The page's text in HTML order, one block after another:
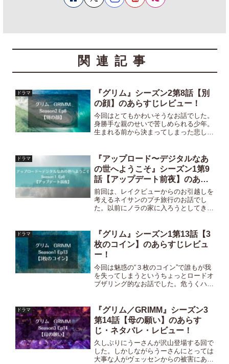
関連記事
ドラマ
『グリム』シーズン2第8話【別
の顔】のあらすじレビュー！
今回はとてもかわいそうなお話でした。
身勝手な親のせいで苦しめられる少年。
生まれる前から決まってしまった悲しい
らすじはこちら！！⇒シーズン2第7話
「早熟」のあらすじはこち...
ドラマ
『アップロード〜デジタルなあ
の世へようこそ』シーズン1第9
話【アップデート前夜】のあら
すじ・ネタバレ・レビュー！
前回は、レイクビューからのお引越しを
考えるネイサンのプチ旅行のお話でし
た。以前にノラの家に入ろうとしてきた
ているだけの。なんでもない人かと思い
ますが…。 ※以下、ネタバ...
ドラマ
『グリム』シーズン1第13話【3
枚のコイン】のあらすじレビュ
ー！
今回は魅惑の“３枚のコイン”で誰もが我
を失ってしまうというちょっとロードオ
ブザリング的なお話でした。危うくハン
両親やおばマリーの過去のことも少しわ
かった回でした。⇒シー...
ドラマ
『グリム／GRIMM』シーズン3
第14話【母の願い】のあらす
じ・ネタバレ・レビュー！
久しぶりにうーさんが沢山登場する回で
した。しかしながらうーさんにとっては
大事な人がヴェッセンからの被害にあっ